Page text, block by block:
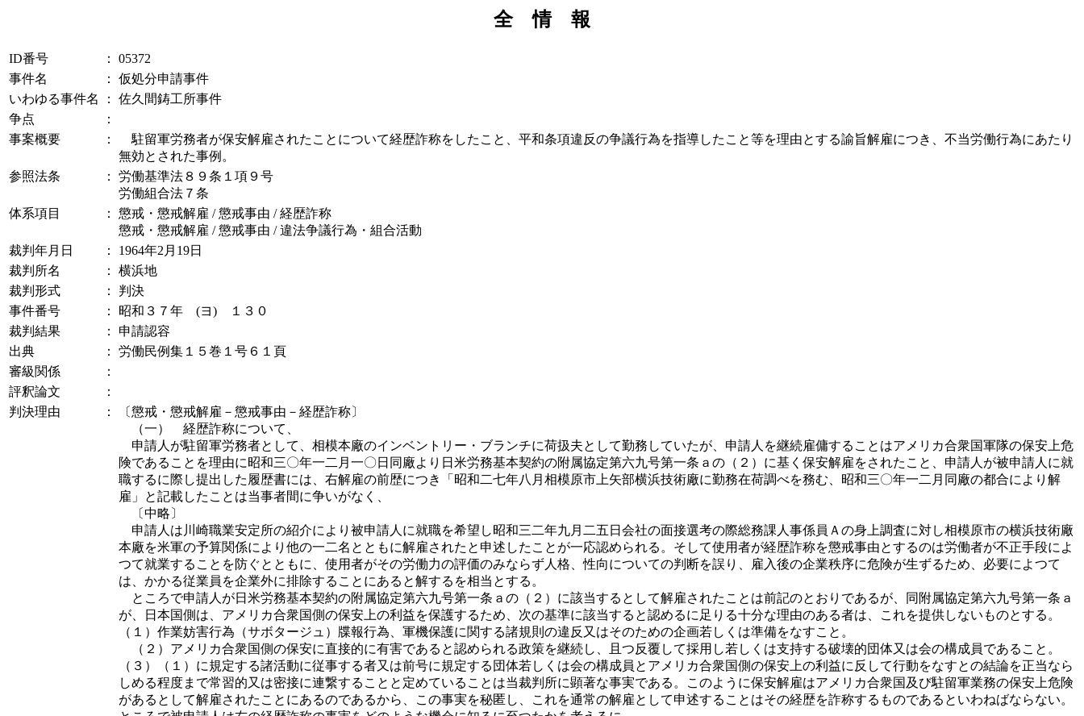
全 情 報
ID番号 ：
05372
事件名
：
仮処分申請事件
いわゆる事件名
：
佐久間鋳工所事件
争点
：
事案概要
：
駐留軍労務者が保安解雇されたことについて経歴詐称をしたこと、平和条項違反の争議行為を指導したこと等を理由とする諭旨解雇につき、不当労働行為にあたり
無効とされた事例。
参照法条
：
労働基準法８９条１項９号
労働組合法７条
体系項目
：
懲戒・懲戒解雇 / 懲戒事由 / 経歴詐称
懲戒・懲戒解雇 / 懲戒事由 / 違法争議行為・組合活動
裁判年月日
：
1964年2月19日
裁判所名
：
横浜地
裁判形式
：
判決
事件番号
：
昭和３７年 (ヨ) １３０
裁判結果
：
申請認容
出典
：
労働民例集１５巻１号６１頁
審級関係
：
評釈論文
：
判決理由
：
〔懲戒・懲戒解雇－懲戒事由－経歴詐称〕
（一） 経歴詐称について、
申請人が駐留軍労務者として、相模本廠のインベントリー・ブランチに荷扱夫として勤務していたが、申請人を継続雇傭することはアメリカ合衆国軍隊の保安上危
険であることを理由に昭和三〇年一二月一〇日同廠より日米労務基本契約の附属協定第六九号第一条ａの（２）に基く保安解雇をされたこと、申請人が被申請人に就
職するに際し提出した履歴書には、右解雇の前歴につき「昭和二七年八月相模原市上矢部横浜技術廠に勤務在荷調べを務む、昭和三〇年一二月同廠の都合により解
雇」と記載したことは当事者間に争いがなく、
〔中略〕
申請人は川崎職業安定所の紹介により被申請人に就職を希望し昭和三二年九月二五日会社の面接選考の際総務課人事係員Ａの身上調査に対し相模原市の横浜技術廠
本廠を米軍の予算関係により他の一二名とともに解雇されたと申述したことが一応認められる。そして使用者が経歴詐称を懲戒事由とするのは労働者が不正手段によ
つて就業することを防ぐとともに、使用者がその労働力の評価のみならず人格、性向についての判断を誤り、雇入後の企業秩序に危険が生ずるため、必要によつて
は、かかる従業員を企業外に排除することにあると解するを相当とする。
ところで申請人が日米労務基本契約の附属協定第六九号第一条ａの（２）に該当するとして解雇されたことは前記のとおりであるが、同附属協定第六九号第一条ａ
が、日本国側は、アメリカ合衆国側の保安上の利益を保護するため、次の基準に該当すると認めるに足りる十分な理由のある者は、これを提供しないものとする。
（１）作業妨害行為（サボタージュ）牒報行為、軍機保護に関する諸規則の違反又はそのための企画若しくは準備をなすこと。
（２）アメリカ合衆国側の保安に直接的に有害であると認められる政策を継続し、且つ反覆して採用し若しくは支持する破壊的団体又は会の構成員であること。
（３）（１）に規定する諸活動に従事する者又は前号に規定する団体若しくは会の構成員とアメリカ合衆国側の保安上の利益に反して行動をなすとの結論を正当なら
しめる程度まで常習的又は密接に連繋することと定めていることは当裁判所に顕著な事実である。このように保安解雇はアメリカ合衆国及び駐留軍業務の保安上危険
があるとして解雇されたことにあるのであるから、この事実を秘匿し、これを通常の解雇として申述することはその経歴を詐称するものであるといわねばならない。